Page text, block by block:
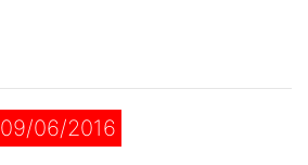
09/06/2016